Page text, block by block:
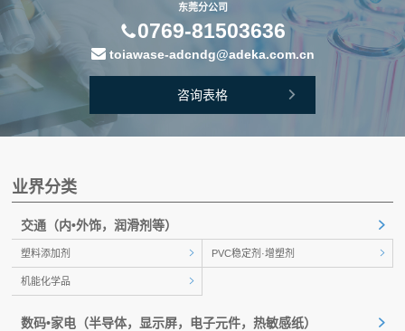
东莞分公司
0769-81503636
toiawase-adcndg@adeka.com.cn
咨询表格
业界分类
交通 （内•外饰，润滑剂等）
塑料添加剂 PVC稳定剂·增塑剂
机能化学品
数码•家电 （半导体，显示屏，电子元件，热敏感纸）